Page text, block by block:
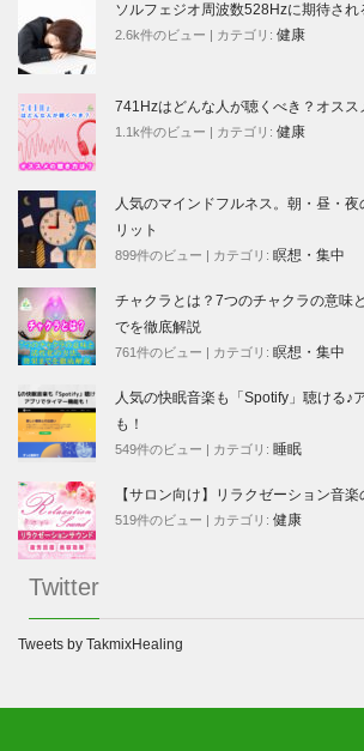
ソルフェジオ周波数528Hzに期待され
2.6k件のビュー カテゴリ: 健康
741Hzはどんな人が聴くべき？オスス
1.1k件のビュー カテゴリ: 健康
人気のマインドフルネス。朝・昼・
リット
899件のビュー カテゴリ: 瞑想・集中
チャクラとは？7つのチャクラの意味
でを徹底解説
761件のビュー カテゴリ: 瞑想・集中
人気の快眠音楽も「Spotify」聴ける♪
も！
549件のビュー カテゴリ: 睡眠
【サロン向け】リラクゼーション音
519件のビュー カテゴリ: 健康
Twitter
Tweets by TakmixHealing